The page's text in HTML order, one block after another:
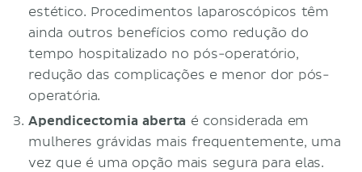
estético. Procedimentos laparoscópicos têm
ainda outros benefícios como redução do
tempo hospitalizado no pós-operatório,
redução das complicações e menor dor pós-
operatória.
Apendicectomia aberta é considerada em
mulheres grávidas mais frequentemente, uma
vez que é uma opção mais segura para elas.